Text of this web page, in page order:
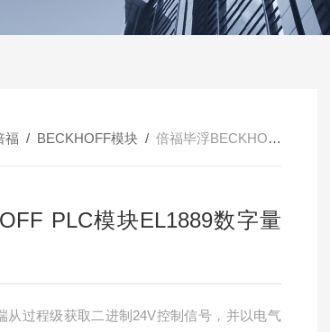
福 / BECKHOFF模块/ 倍福毕浮BECKHOFF PLC模块EL1889数字量现货
PLC模块EL1889数字量
从过程级获取二进制24V控制信号，并以电气